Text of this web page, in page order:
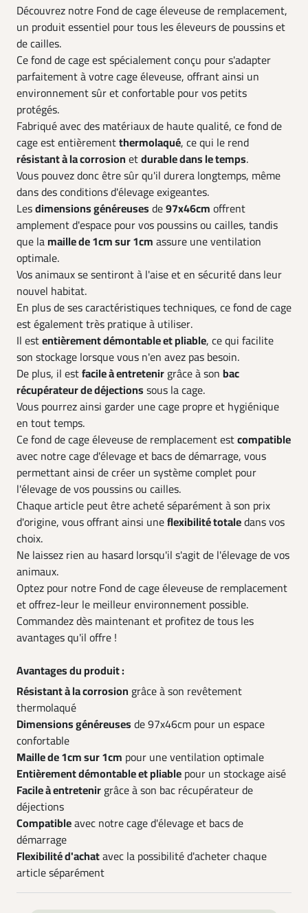
Découvrez notre Fond de cage éleveuse de remplacement,
un produit essentiel pour tous les éleveurs de poussins et
de cailles.
Ce fond de cage est spécialement conçu pour s'adapter
parfaitement à votre cage éleveuse, offrant ainsi un
environnement sûr et confortable pour vos petits
protégés.
Fabriqué avec des matériaux de haute qualité, ce fond de
cage est entièrementthermolaqué, ce qui le rend
résistant à la corrosion etdurable dans le temps.
Vous pouvez donc être sûr qu'il durera longtemps, même
dans des conditions d'élevage exigeantes.
Lesdimensions généreuses de97x46cm offrent
amplement d'espace pour vos poussins ou cailles, tandis
que lamaille de 1cm sur 1cm assure une ventilation
optimale.
Vos animaux se sentiront à l'aise et en sécurité dans leur
nouvel habitat.
En plus de ses caractéristiques techniques, ce fond de cage
est également très pratique à utiliser.
Il estentièrement démontable et pliable, ce qui facilite
son stockage lorsque vous n'en avez pas besoin.
De plus, il estfacile à entretenirgrâce à son bac
récupérateur de déjections sous la cage.
Vous pourrez ainsi garder une cage propre et hygiénique
en tout temps.
Ce fond de cage éleveuse de remplacement estcompatible
avec notre cage d'élevage et bacs de démarrage, vous
permettant ainsi de créer un système complet pour
l'élevage de vos poussins ou cailles.
Chaque article peut être acheté séparément à son prix
d'origine, vous offrant ainsi uneflexibilité totaledans vos
choix.
Ne laissez rien au hasard lorsqu'il s'agit de l'élevage de vos
animaux.
Optez pour notre Fond de cage éleveuse de remplacement
et offrez-leur le meilleur environnement possible.
Commandez dès maintenant et profitez de tous les
avantages qu'il offre !
Avantages du produit :
Résistant à la corrosion grâce à son revêtement
thermolaqué
Dimensions généreuses de 97x46cm pour un espace
confortable
Maille de 1cm sur 1cm pour une ventilation optimale
Entièrement démontable et pliable pour un stockage aisé
Facile à entretenirgrâce à son bac récupérateur de
déjections
Compatibleavec notre cage d'élevage et bacs de
démarrage
Flexibilité d'achatavec la possibilité d'acheter chaque
article séparément